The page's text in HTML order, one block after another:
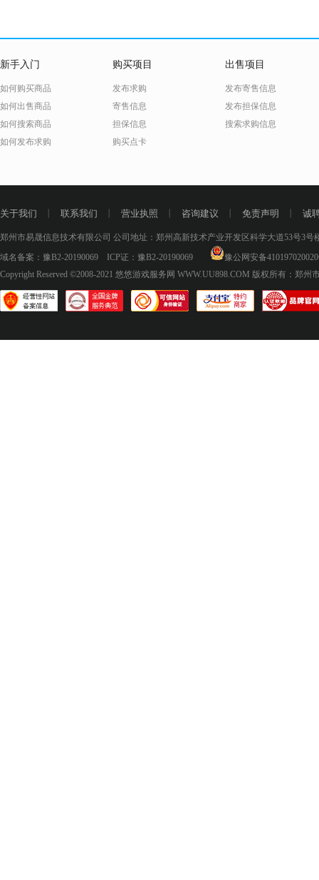
新手入门
如何购买商品
如何出售商品
如何搜索商品
如何发布求购
购买项目
发布求购
寄售信息
担保信息
购买点卡
出售项目
发布寄售信息
发布担保信息
搜索求购信息
关于我们 联系我们 营业执照 咨询建议 免责声明 诚
郑州市易晟信息技术有限公司 公司地址：郑州高新技术产业开发区科学大道53号3号
域名备案： 豫B2-20190069 ICP证： 豫B2-20190069
豫公网安备
Copyright Reserved ©2008-2021 悠悠游戏服务网 WWW.UU898.COM 版权所有：郑州